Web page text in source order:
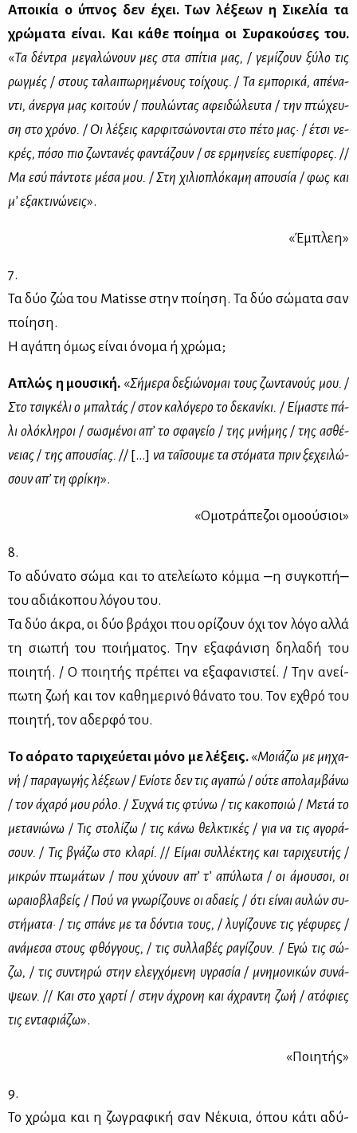
Αποι­κία ο ύπνος δεν έχει. Των λέ­ξε­ων η Σι­κε­λία τα
χρώ­μα­τα εί­ναι. Και κά­θε ποί­η­μα οι Συ­ρα­κού­σες του.
«Τα δέ­ντρα με­γα­λώ­νουν μες στα σπί­τια μας, / γε­μί­ζουν ξύ­λο τις
ρωγ­μές / στους τα­λαι­πω­ρη­μέ­νους τοί­χους. / Τα εμπο­ρι­κά, απέ­να­
ντι, άνερ­γα μας κοι­τούν / που­λώ­ντας αφει­δώ­λευ­τα / την πτώ­χευ­
ση στο χρό­νο. / Οι λέ­ξεις καρ­φι­τσώ­νο­νται στο πέ­το μας· / έτσι νε­
κρές, πό­σο πιο ζω­ντα­νές φα­ντά­ζουν / σε ερ­μη­νεί­ες ευ­ε­πί­φο­ρες. //
Μα εσύ πά­ντο­τε μέ­σα μου. / Στη χι­λιο­πλό­κα­μη απου­σία / φως και
μ’ εξα­κτι­νώ­νεις».
«Έμπλεη»
7.
Τα δύο ζώα του Matisse στην ποί­η­ση. Τα δύο σώ­μα­τα σαν
ποί­η­ση.
Η αγά­πη όμως εί­ναι όνο­μα ή χρώ­μα;
Απλώς η μου­σι­κή. «Σή­με­ρα δε­ξιώ­νο­μαι τους ζω­ντα­νούς μου. /
Στο τσι­γκέ­λι ο μπαλ­τάς / στον κα­λό­γε­ρο το δε­κα­νί­κι. / Εί­μα­στε πά­
λι ολό­κλη­ροι / σω­σμέ­νοι απ’ το σφα­γείο / της μνή­μης / της ασθέ­
νειας / της απου­σί­ας. // […] να τα­ΐ­σου­με τα στό­μα­τα πριν ξε­χει­λώ­
σουν απ’ τη φρί­κη».
«Ομο­τρά­πε­ζοι ομο­ού­σιοι»
8.
Το αδύ­να­το σώ­μα και το ατε­λεί­ω­το κόμ­μα ‒η συ­γκο­πή‒
του αδιά­κο­που λό­γου του.
Τα δύο άκρα, οι δύο βρά­χοι που ορί­ζουν όχι τον λό­γο αλ­λά
τη σιω­πή του ποι­ή­μα­τος. Την εξα­φά­νι­ση δη­λα­δή του
ποι­η­τή. / Ο ποι­η­τής πρέ­πει να εξα­φα­νι­στεί. / Την ανεί­
πω­τη ζωή και τον κα­θη­με­ρι­νό θά­να­το του. Τον εχθρό του
ποι­η­τή, τον αδερ­φό του.
Το αό­ρα­το τα­ρι­χεύ­ε­ται μό­νο με λέ­ξεις. «Μοιά­ζω με μη­χα­
νή / πα­ρα­γω­γής λέ­ξε­ων / Ενί­ο­τε δεν τις αγα­πώ / ού­τε απο­λαμ­βά­νω
/ τον άχα­ρό μου ρό­λο. / Συ­χνά τις φτύ­νω / τις κα­κο­ποιώ / Με­τά το
με­τα­νιώ­νω / Τις στο­λί­ζω / τις κά­νω θελ­κτι­κές / για να τις αγο­ρά­
σουν. / Τις βγά­ζω στο κλα­ρί. // Εί­μαι συλ­λέ­κτης και τα­ρι­χευ­τής /
μι­κρών πτω­μά­των / που χύ­νουν απ’ τ’ απύ­λω­τα / οι άμου­σοι, οι
ωραιο­βλα­βείς / Πού να γνω­ρί­ζου­νε οι αδα­είς / ότι εί­ναι αυ­λών συ­
στή­μα­τα· / τις σπά­νε με τα δό­ντια τους, / λυ­γί­ζου­νε τις γέ­φυ­ρες /
ανά­με­σα στους φθόγ­γους, / τις συλ­λα­βές ρα­γί­ζουν. / Εγώ τις σώ­
ζω, / τις συ­ντη­ρώ στην ελεγ­χό­με­νη υγρα­σία / μνη­μο­νι­κών συ­νά­
ψε­ων. // Και στο χαρ­τί / στην άχρο­νη και άχρα­ντη ζωή / ατό­φιες
τις εντα­φιά­ζω».
«Ποι­η­τής»
9.
Το χρώ­μα και η ζω­γρα­φι­κή σαν Νέ­κυια, όπου κά­τι αδύ­